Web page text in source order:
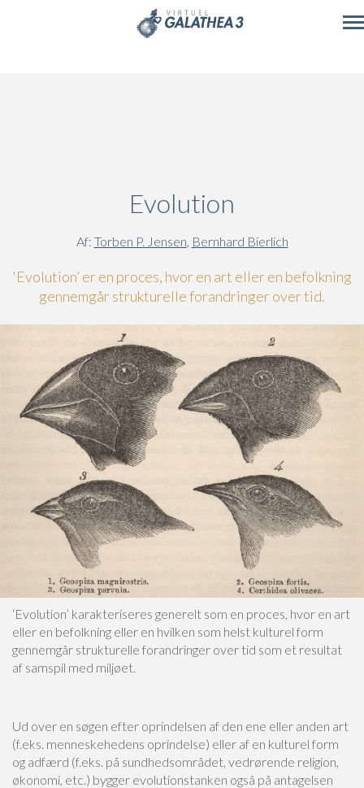
Evolution
Af: Torben P. Jensen, Bernhard Bierlich
'Evolution’ er en proces, hvor en art eller en befolkning
gennemgår strukturelle forandringer over tid.
‘Evolution’ karakteriseres generelt som en proces, hvor en art
eller en befolkning eller en hvilken som helst kulturel form
gennemgår strukturelle forandringer over tid som et resultat
af samspil med miljøet.
Ud over en søgen efter oprindelsen af den ene eller anden art
(f.eks. menneskehedens oprindelse) eller af en kulturel form
og adfærd (f.eks. på sundhedsområdet, vedrørende religion,
økonomi, etc.) bygger evolutionstanken også på antagelsen